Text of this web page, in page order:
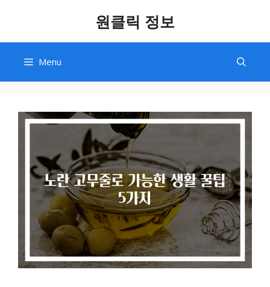
content
원클릭 정보
Menu